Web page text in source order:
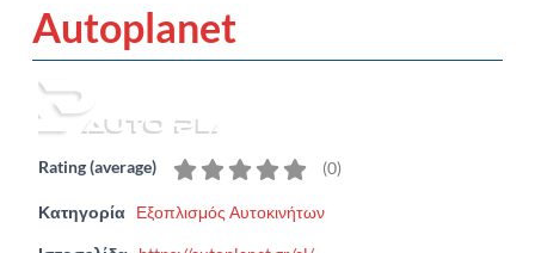
Autoplanet
Rating (average) (0)
Κατηγορία Εξοπλισμός Αυτοκινήτων